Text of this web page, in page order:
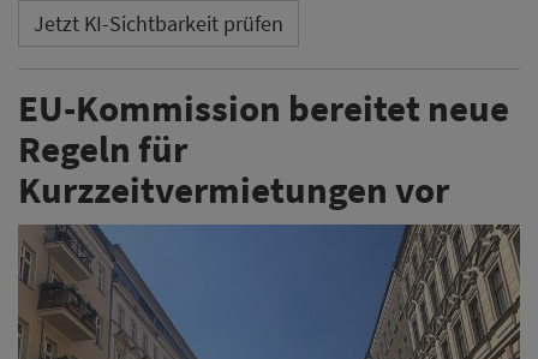
Jetzt KI-Sichtbarkeit prüfen
EU-Kommission bereitet neue
Regeln für
Kurzzeitvermietungen vor